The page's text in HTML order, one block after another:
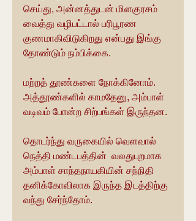
செய்து, அன்னத்துடன் மிளகுரசம்
வைத்து வழிபட்டால் பரிபூரண
குணமாகிவிடுகிறது என்பது இங்கு
தோண்டும் நம்பிக்கை.
மற்றத் தூண்களை நோக்கினோம்.
அத்தூண்களில் காமதேனு, அம்பாள்
வடிவம் போன்ற சிற்பங்கள் இருந்தன.
தொடர்ந்து வருகையில் வெளவால்
நெத்தி மண்டபத்தின்  வலதுபுறமாக
அம்பாள் சாந்தநாயகியின் சந்நிதி
தனிக்கோவிலாக இருந்த இடத்திற்கு
வந்து சேர்ந்தோம்.